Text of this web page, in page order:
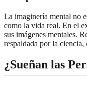
La imaginería mental no
como la vida real. En el
sus imágenes mentales.
respaldada por la ciencia,
¿Sueñan las